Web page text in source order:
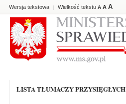
Wersja tekstowa | Wielkość tekstu A A A
LISTA TŁUMACZY PRZYSIĘGŁYCH